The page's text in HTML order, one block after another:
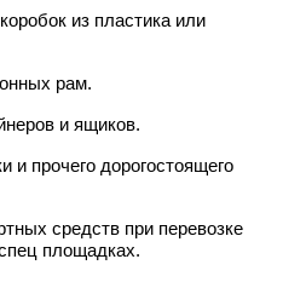
из пластика или
рам.
и ящиков.
и прочего дорогостоящего
средств при перевозке
площадках.